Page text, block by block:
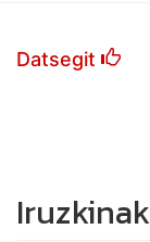
Datsegit
Iruzkinak